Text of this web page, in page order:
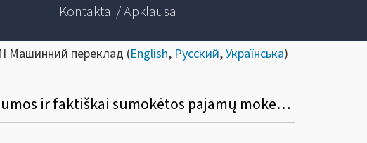
Kontaktai / Apklausa
Машинний переклад (English, Русский,Українська)
Kada gyventojas turi sumokėti skirtumą tarp privalomos sumokėti mokesčio sumos ir faktiškai sumokėtos pajamų mokesčio sumos, jeigu metinėje pajamų mokesčio deklaracijoje apskaičiuojamas minėtas skirtumas?